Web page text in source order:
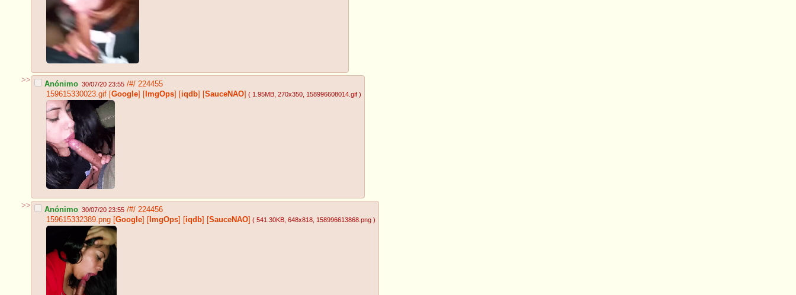
>> Anónimo 30/07/20 23:55 /#/ 224455
159615330023.gif [Google] [ ImgOps] [iqdb] [SauceNAO] ( 1.95MB , 270x350 , 158996608014.gif )
>> Anónimo 30/07/20 23:55 /#/ 224456
159615332389.png [Google] [ ImgOps] [iqdb] [SauceNAO] ( 541.30KB , 648x818 , 158996613868.png )